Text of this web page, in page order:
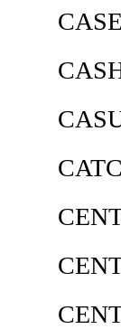
CASE
CASH